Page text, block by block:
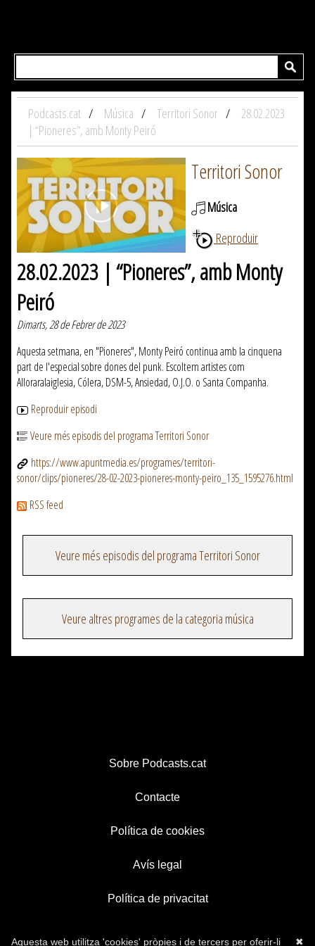
Podcasts.cat Música Territori Sonor
28.02.2023
| “Pioneres”, amb Monty Peiró
Territori Sonor
Música
Reproduir
28.02.2023 | “Pioneres”, amb Monty
Peiró
Dimarts, 28 de Febrer de 2023
Aquesta setmana, en "Pioneres", Monty Peiró continua amb la cinquena
part de l'especial sobre dones del punk. Escoltem artistes com
Alloraralaiglesia, Cólera, DSM-5, Ansiedad, O.J.O. o Santa Companha.
Reproduir episodi
Veure més episodis del programa Territori Sonor
https://www.apuntmedia.es/programes/territori-
sonor/clips/pioneres/28-02-2023-pioneres-monty-peiro_135_1595276.html
RSS feed
Veure més episodis del programa Territori Sonor
Veure altres programes de la categoria música
Sobre Podcasts.cat
Contacte
Política de cookies
Avís legal
Política de privacitat
✖
Aquesta web utilitza 'cookies' pròpies i de tercers per oferir-li